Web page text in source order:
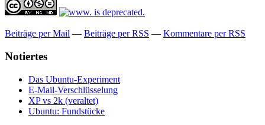
Beiträge per Mail — Beiträge per RSS — Kommentare per RSS
Notiertes
Das Ubuntu-Experiment
E-Mail-Verschlüsselung
XP vs 2k (veraltet)
Ubuntu: Fundstücke